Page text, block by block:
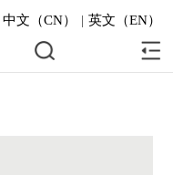
中文（CN） | 英文（EN）